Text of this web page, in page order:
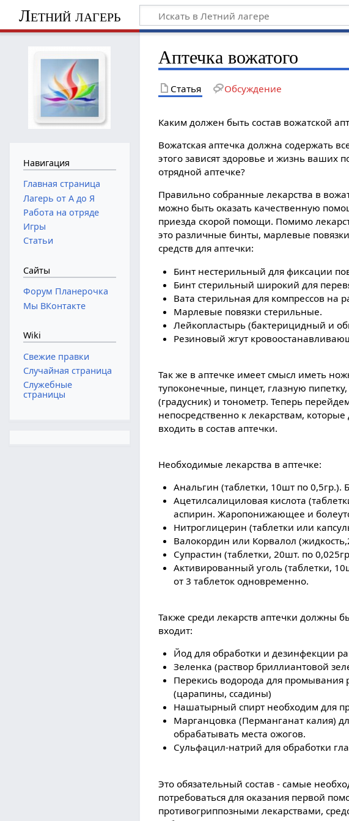
Летний лагерь
Аптечка вожатого
Статья Обсуждение
Каким должен быть состав вожатской
Вожатская аптечка должна содержать
этого зависят здоровье и жизнь ваших
отрядной аптечке?
Правильно собранные лекарства в
можно быть оказать качественную
приезда скорой помощи. Помимо
это различные бинты, марлевые
средств для аптечки:
Бинт нестерильный для фиксации
Бинт стерильный широкий для
Вата стерильная для компрессов на
Марлевые повязки стерильные.
Лейкопластырь (бактерицидный и
Резиновый жгут
Так же в аптечке имеет смысл иметь
тупоконечные, пинцет, глазную
(градусник) и тонометр. Теперь
непосредственно к лекарствам,
входить в состав аптечки.
Необходимые лекарства в аптечке:
Анальгин (таблетки, 10шт по 0,5гр.).
Ацетилсалициловая кислота
аспирин. Жаропонижающее и
Нитроглицерин (таблетки или
Валокордин или Корвалол
Супрастин (таблетки, 20шт. по
Активированный уголь (таблетки,
от 3 таблеток одновременно.
Также среди лекарств аптечки должны
входит:
Йод для обработки и дезинфекции
Зеленка (раствор бриллиантовой
Перекись водорода для промывания
(царапины, ссадины)
Нашатырный спирт необходим для
Марганцовка (Перманганат калия)
обрабатывать места ожогов.
Сульфацил-натрий для обработки
Это обязательный состав - самые
потребоваться для оказания первой
противогриппозными лекарствами,
Навигация
Главная страница
Лагерь от А до Я
Работа на отряде
Игры
Статьи
Сайты
Форум Планерочка
Мы ВКонтакте
Wiki
Свежие правки
Случайная страница
Служебные
страницы